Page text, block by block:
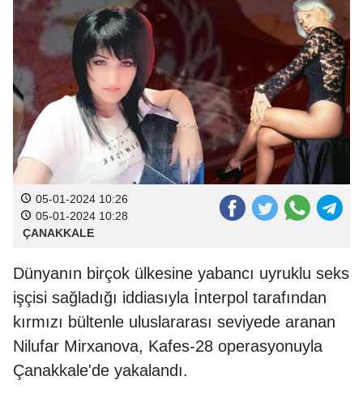
05-01-2024 10:26
05-01-2024 10:28
ÇANAKKALE
Dünyanın birçok ülkesine yabancı uyruklu seks
işçisi sağladığı iddiasıyla İnterpol tarafından
kırmızı bültenle uluslararası seviyede aranan
Nilufar Mirxanova, Kafes-28 operasyonuyla
Çanakkale'de yakalandı.